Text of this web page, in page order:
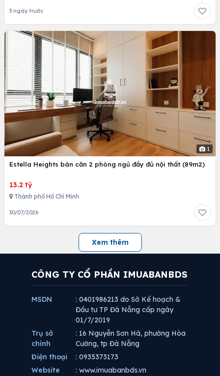
3 ngày trước
1
Estella Heights bán căn 2 phòng ngủ đầy đủ nội thất (89m2)
13.2 tỷ
Thành phố Hồ Chí Minh
30/07/2026
Xem thêm
CÔNG TY CỔ PHẦN IMUABANBDS
MSDN
: 0401986213 do Sở Kế hoạch &
Đầu tư TP Đà Nẵng cấp ngày
01/7/2019
Trụ sở
chính
: 16 Nguyễn Sơn Hà, phường Hòa
Cường, tp Đà Nẵng
Điện thoại
: 0935373173
Website
: www.imuabanbds.vn